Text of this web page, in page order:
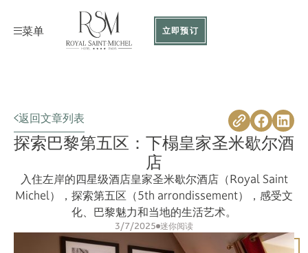
菜单 立即预订
返回文章列表
探索巴黎第五区：下榻皇家圣米歇尔酒
店
入住左岸的四星级酒店皇家圣米歇尔酒店（Royal Saint
Michel），探索第五区（5th arrondissement），感受文
化、巴黎魅力和当地的生活艺术。
3/7/2025 迷你阅读